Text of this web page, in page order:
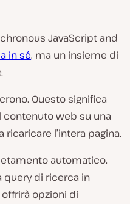
JavaScript and
in sé, ma un insieme di
Questo significa
web su una
l’intera pagina.
automatico.
query di ricerca in
opzioni di